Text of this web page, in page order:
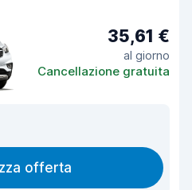
35,61 €
al giorno
Cancellazione gratuita
offerta